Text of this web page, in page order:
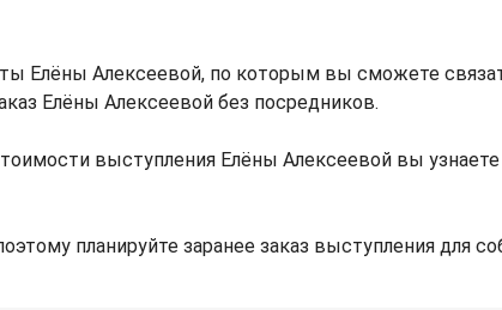
Елёны Алексеевой, по которым вы сможете
Елёны Алексеевой без посредников.
выступления Елёны Алексеевой вы
планируйте заранее заказ выступления для